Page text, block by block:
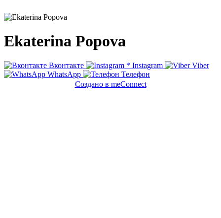
Ekaterina Popova
Вконтакте * Instagram
Viber
WhatsApp
Телефон
Создано в meConnect